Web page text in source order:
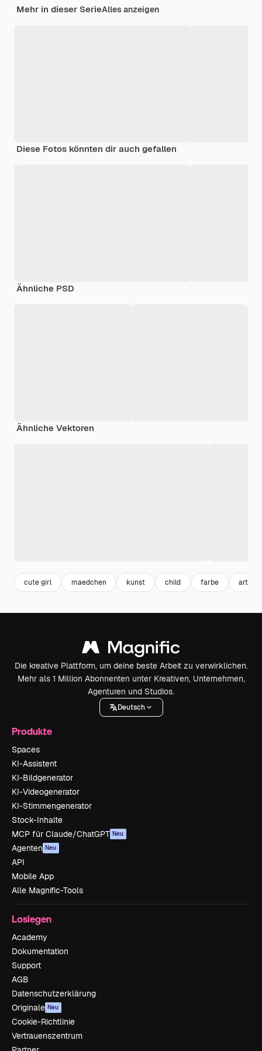
Mehr in dieser SerieAlles anzeigen
Diese Fotos könnten dir auch gefallen
Ähnliche PSD
Ähnliche Vektoren
cute girl maedchen kunst child farbe art
Die kreative Plattform, um deine beste Arbeit zu verwirklichen.
Mehr als 1 Million Abonnenten unter Kreativen, Unternehmen,
Agenturen und Studios.
Deutsch
Produkte
Spaces
KI-Assistent
KI-Bildgenerator
KI-Videogenerator
KI-Stimmengenerator
Stock-Inhalte
MCP für Claude/ChatGPT Neu
Agenten Neu
API
Mobile App
Alle Magnific-Tools
Loslegen
Academy
Dokumentation
Support
AGB
Datenschutzerklärung
Originale Neu
Cookie-Richtlinie
Vertrauenszentrum